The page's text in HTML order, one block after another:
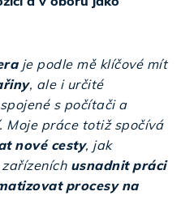
je podle mě klíčové mít
, ale i určité
s počítači a
Moje práce totiž spočívá
nové cesty, jak
usnadnit práci
procesy na